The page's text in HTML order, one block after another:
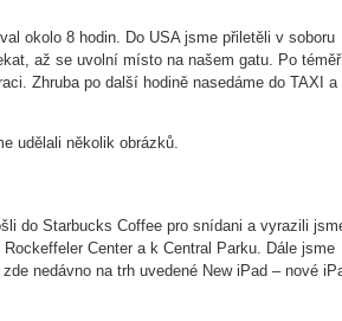
okolo 8 hodin. Do USA jsme přiletěli v soboru
až se uvolní místo na našem gatu. Po téměř
Zhruba po další hodině nasedáme do TAXI a
udělali několik obrázků.
do Starbucks Coffee pro snídani a vyrazili
Center a k Central Parku. Dále jsme
nedávno na trh uvedené New iPad – nové